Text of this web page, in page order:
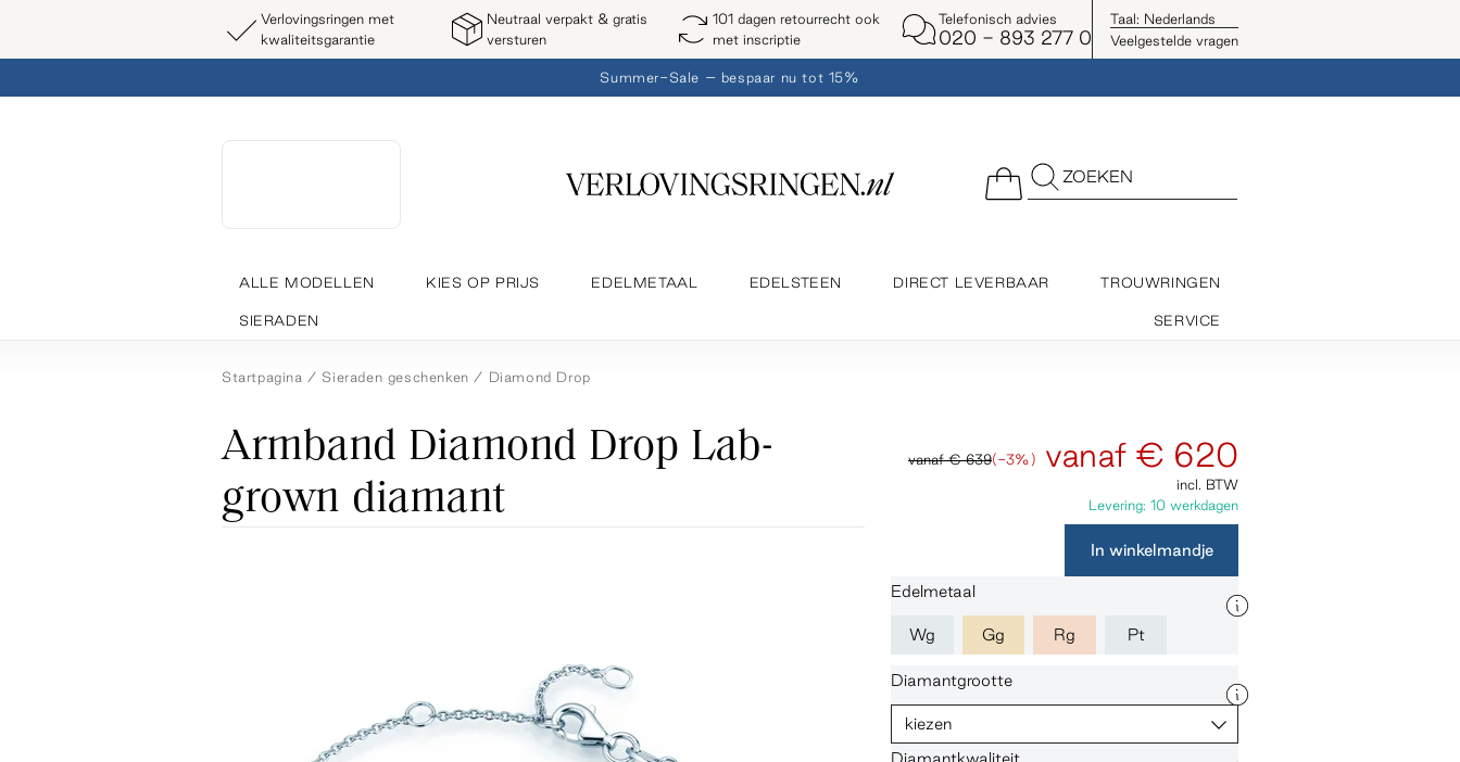
Verlovingsringen met
kwaliteitsgarantie
Neutraal verpakt & gratis
versturen
101 dagen retourrecht ook
met inscriptie
Telefonisch advies
020 - 893 277 0
Taal: Nederlands
Veelgestelde vragen
Summer-Sale – bespaar nu tot 15%
ZOEKEN
ALLE MODELLEN KIES OP PRIJS EDELMETAAL EDELSTEEN DIRECT LEVERBAAR TROUWRINGEN
SIERADEN SERVICE
Startpagina Sieraden geschenken Diamond Drop
Armband Diamond Drop Lab-
grown diamant
vanaf€ 639(-3%) vanaf € 620
incl. BTW
Levering: 10 werkdagen
In winkelmandje
Edelmetaal
Wg Gg Rg Pt
Diamantgrootte
kiezen
Diamantkwaliteit